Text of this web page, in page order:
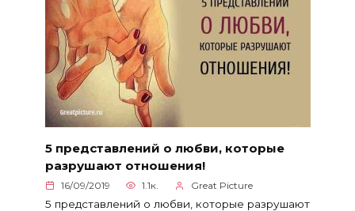
5 представлений о любви, которые
разрушают отношения!
16/09/2019 1.1к. Great Picture
5 представлений о любви, которые разрушают